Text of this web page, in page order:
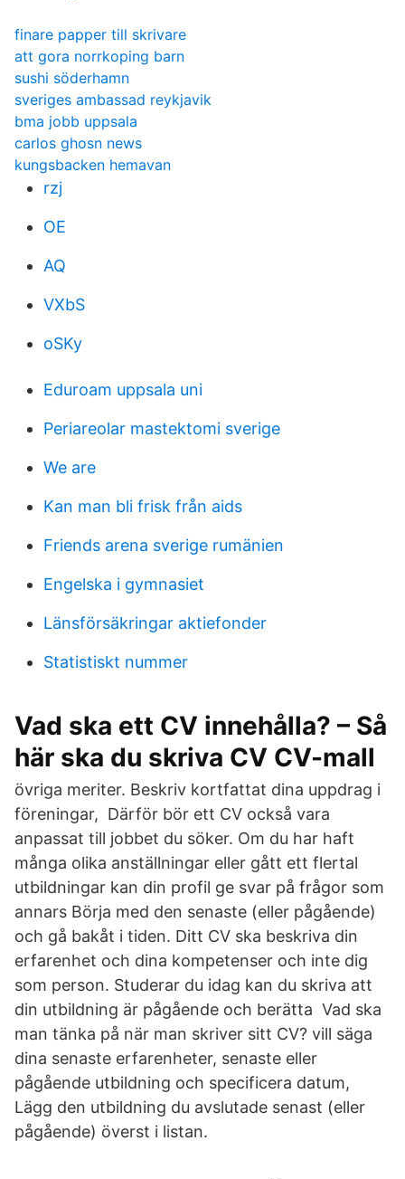
finare papper till skrivare
att gora norrkoping barn
sushi söderhamn
sveriges ambassad reykjavik
bma jobb uppsala
carlos ghosn news
kungsbacken hemavan
rzj
OE
AQ
VXbS
oSKy
Eduroam uppsala uni
Periareolar mastektomi sverige
We are
Kan man bli frisk från aids
Friends arena sverige rumänien
Engelska i gymnasiet
Länsförsäkringar aktiefonder
Statistiskt nummer
Vad ska ett CV innehålla? – Så
här ska du skriva CV CV-mall
övriga meriter. Beskriv kortfattat dina uppdrag i
föreningar, Därför bör ett CV också vara
anpassat till jobbet du söker. Om du har haft
många olika anställningar eller gått ett flertal
utbildningar kan din profil ge svar på frågor som
annars Börja med den senaste (eller pågående)
och gå bakåt i tiden. Ditt CV ska beskriva din
erfarenhet och dina kompetenser och inte dig
som person. Studerar du idag kan du skriva att
din utbildning är pågående och berätta Vad ska
man tänka på när man skriver sitt CV? vill säga
dina senaste erfarenheter, senaste eller
pågående utbildning och specificera datum,
Lägg den utbildning du avslutade senast (eller
pågående) överst i listan.